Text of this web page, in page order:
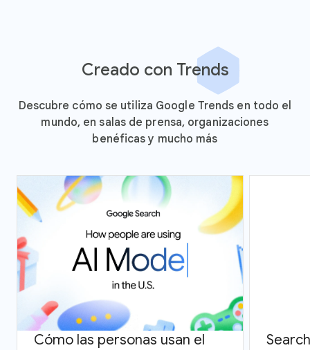
Creado con Trends
Descubre cómo se utiliza Google Trends en todo el
mundo, en salas de prensa, organizaciones
benéficas y mucho más
Cómo las personas usan el